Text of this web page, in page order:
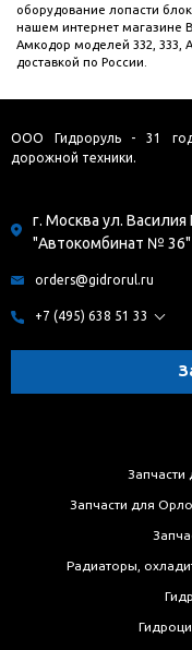
оборудование лопасти
нашем интернет магазине
Амкодор моделей 332, 333,
доставкой по России.
ООО Гидроруль - 31
дорожной техники.
г. Москва ул.
"Автокомбинат № 36"
orders@gidrorul.ru
+7 (495) 638 51 33
Запчасти для
Радиаторы,